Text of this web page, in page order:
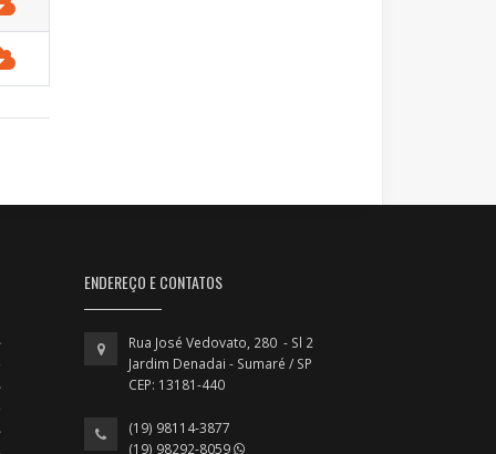
ENDEREÇO E CONTATOS
Rua José Vedovato, 280 - Sl 2
Jardim Denadai - Sumaré / SP
CEP: 13181-440
(19) 98114-3877
(19) 98292-8059